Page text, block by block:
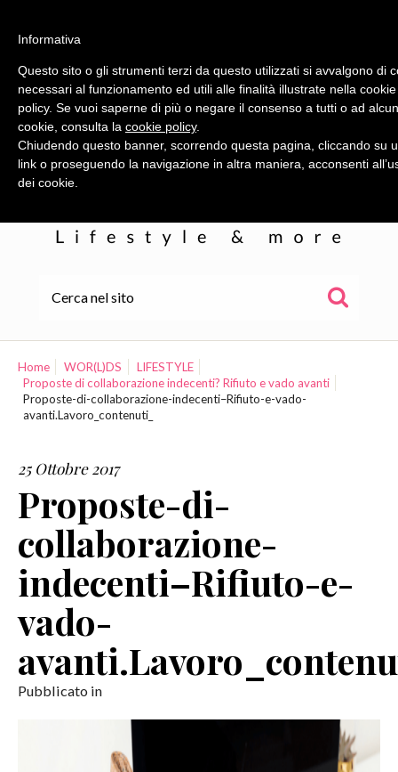
WOR(L)DS
CONTATTI
Home WOR(L)DS
LIFESTYLE
Proposte di collaborazione indecenti? Rifiuto e vado avanti
Proposte-di-collaborazione-indecenti–Rifiuto-e-vado-
avanti.Lavoro_contenuti_
25 Ottobre 2017
Proposte-di-
collaborazione-
indecenti–Rifiuto-e-
vado-
Pubblicato in
Informativa
Questo sito o gli strumenti terzi da questo utilizzati si avvalgono di
necessari al funzionamento ed utili alle finalità illustrate nella cookie
policy. Se vuoi saperne di più o negare il consenso a tutti o ad
cookie, consulta la cookie policy.
Chiudendo questo banner, scorrendo questa pagina, cliccando su
link o proseguendo la navigazione in altra maniera, acconsenti
dei cookie.